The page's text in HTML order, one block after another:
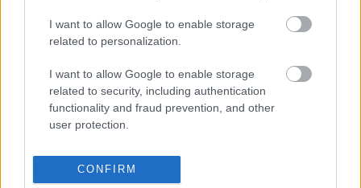
I want to allow Google to enable storage
related to personalization.
I want to allow Google to enable storage
related to security, including authentication
functionality and fraud prevention, and other
user protection.
CONFIRM
Ez azonban nem búcsú a csapattól Simone Corsi számára.
hogy támogassa a versenyzőket és a projektet.
Giovanni Cuzari a 2023-as felállással kapcsolatban
Marcosnak, aki készen áll egy újabb közös szezon
megélésére, és mindannyian melegen üdvözöljük Alexet,